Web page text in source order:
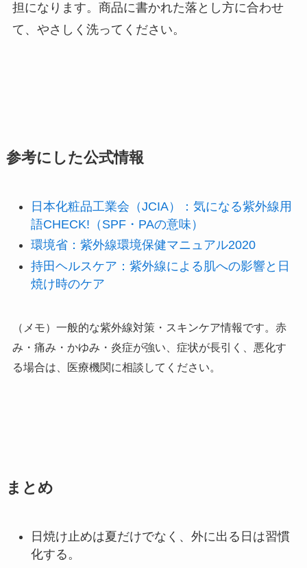
担になります。商品に書かれた落とし方に合わせ
て、やさしく洗ってください。
参考にした公式情報
日本化粧品工業会（JCIA）：気になる紫外線用
語CHECK!（SPF・PAの意味）
環境省：紫外線環境保健マニュアル2020
持田ヘルスケア：紫外線による肌への影響と日
焼け時のケア
（メモ）一般的な紫外線対策・スキンケア情報です。赤
み・痛み・かゆみ・炎症が強い、症状が長引く、悪化す
る場合は、医療機関に相談してください。
まとめ
日焼け止めは夏だけでなく、外に出る日は習慣
化する。